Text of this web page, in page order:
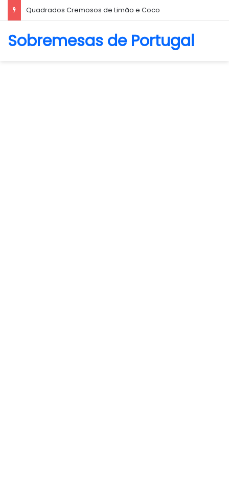
Biscoito Amanteigado
Sobremesas de Portugal